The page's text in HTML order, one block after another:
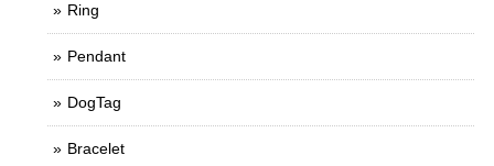
Ring
Pendant
DogTag
Bracelet